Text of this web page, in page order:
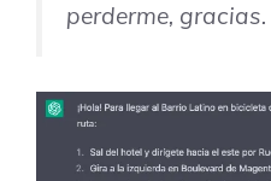
perderme, gracias.